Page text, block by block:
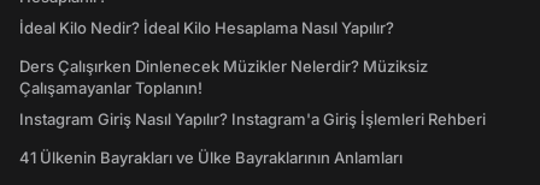
İdeal Kilo Nedir? İdeal Kilo Hesaplama Nasıl Yapılır?
Ders Çalışırken Dinlenecek Müzikler Nelerdir? Müziksiz
Çalışamayanlar Toplanın!
Instagram Giriş Nasıl Yapılır? Instagram'a Giriş İşlemleri Rehberi
41 Ülkenin Bayrakları ve Ülke Bayraklarının Anlamları